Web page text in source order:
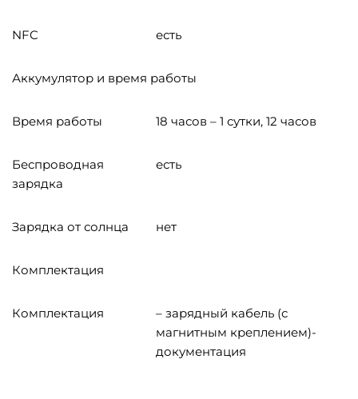
NFC есть
Аккумулятор и время работы
Время работы 18 часов – 1 сутки, 12 часов
Беспроводная
зарядка
есть
Зарядка от солнца нет
Комплектация
Комплектация
– зарядный кабель (с
магнитным креплением)-
документация